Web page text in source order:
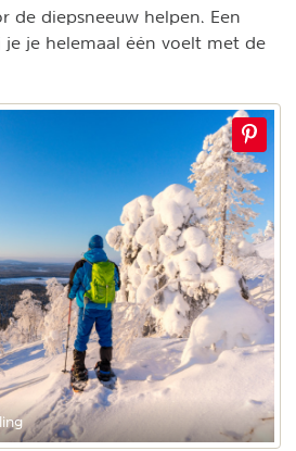
de diepsneeuw helpen. Een
je helemaal één voelt met de